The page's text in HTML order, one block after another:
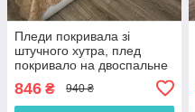
Пледи покривала зі
штучного хутра, плед
покривало на двоспальне
поривало на диван ліжко
Золотисте (P-E3-5)
846 ₴ 940 ₴